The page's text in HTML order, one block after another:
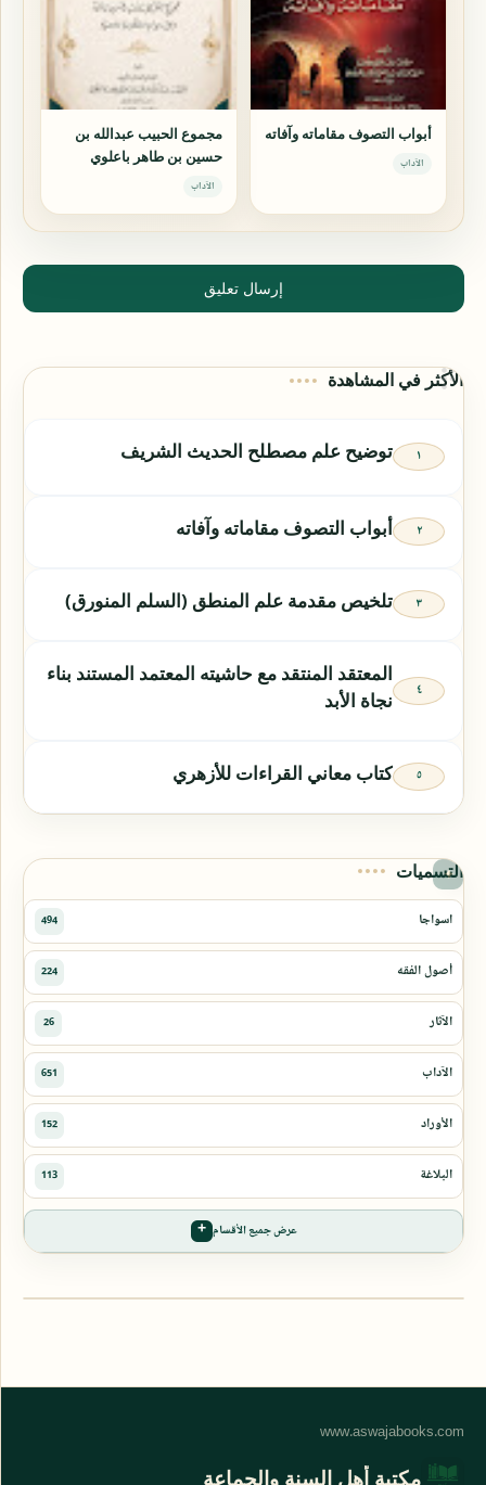
أبواب التصوف مقاماته وآفاته
الآداب
مجموع الحبيب عبدالله بن
حسين بن طاهر باعلوي
الآداب
إرسال تعليق
الأكثر في المشاهدة
توضيح علم مصطلح الحديث الشريف
أبواب التصوف مقاماته وآفاته
تلخيص مقدمة علم المنطق (السلم المنورق)
المعتقد المنتقد مع حاشيته المعتمد المستند بناء
نجاة الأبد
كتاب معاني القراءات للأزهري
التسميات
عرض جميع الأقسام
مكتبة أهل السنة والجماعة